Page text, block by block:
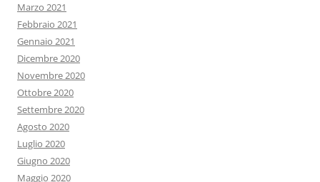
Marzo 2021
Febbraio 2021
Gennaio 2021
Dicembre 2020
Novembre 2020
Ottobre 2020
Settembre 2020
Agosto 2020
Luglio 2020
Giugno 2020
Maggio 2020